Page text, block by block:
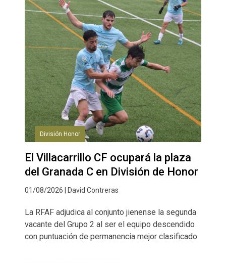
División Honor
El Villacarrillo CF ocupará la plaza
del Granada C en División de Honor
01/08/2026 | David Contreras
La RFAF adjudica al conjunto jienense la segunda
vacante del Grupo 2 al ser el equipo descendido
con puntuación de permanencia mejor clasificado